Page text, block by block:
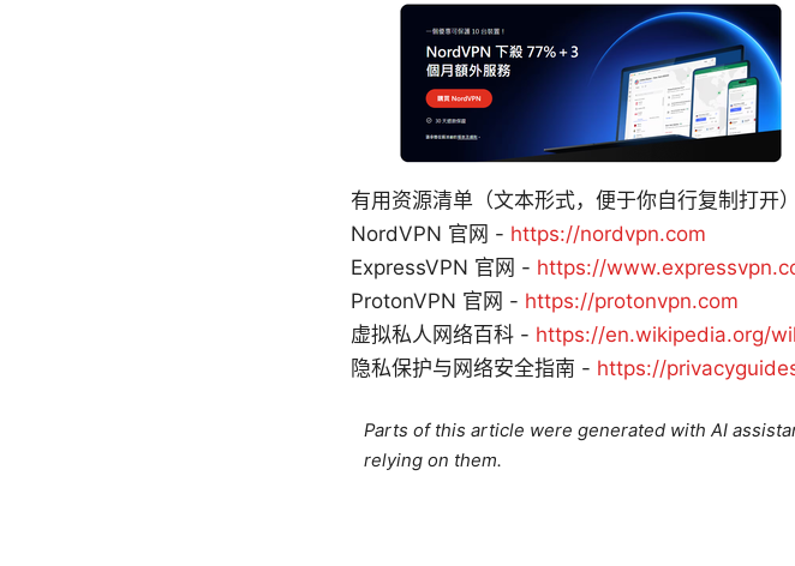
有用资源清单（文本形式，便于你自行复制打开）
NordVPN 官网 - https://nordvpn.com
ExpressVPN 官网 - https://
ProtonVPN 官网 - https://protonvpn.com
虚拟私人网络百科 - https://en.wikipedia.org/
隐私保护与网络安全指南 - https://
Parts of this article were generated with AI
relying on them.